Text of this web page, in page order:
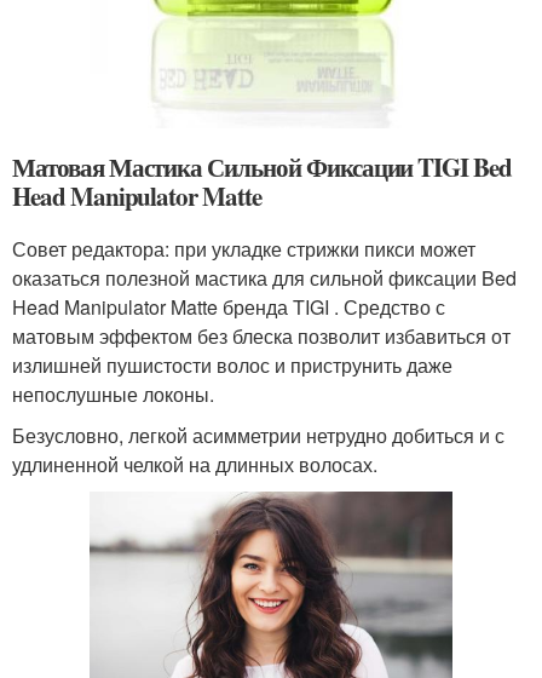
Матовая Мастика Сильной Фиксации TIGI Bed
Head Manipulator Matte
Совет редактора: при укладке стрижки пикси может
оказаться полезной мастика для сильной фиксации Bed
Head Manipulator Matte бренда TIGI . Средство с
матовым эффектом без блеска позволит избавиться от
излишней пушистости волос и приструнить даже
непослушные локоны.
Безусловно, легкой асимметрии нетрудно добиться и с
удлиненной челкой на длинных волосах.